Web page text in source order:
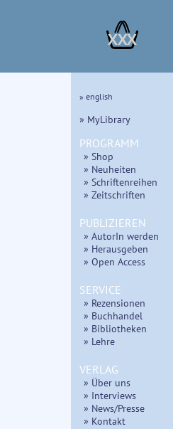
XXX
» english
» MyLibrary
PROGRAMM
» Shop
» Neuheiten
» Schriftenreihen
» Zeitschriften
PUBLIZIEREN
» AutorIn werden
» Herausgeben
» Open Access
SERVICE
» Rezensionen
» Buchhandel
» Bibliotheken
» Lehre
VERLAG
» Über uns
» Interviews
» News/Presse
» Kontakt